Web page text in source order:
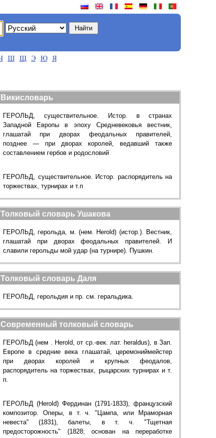
Ш Щ Э Ю Я
Викисловарь
ГЕРОЛЬД, существительное. Истор. в странах
Западной Европы в эпоху Средневековья вестник,
глашатай при дворах феодальных правителей,
позднее — при дворах королей, ведавший также
составлением гербов и родословий
ГЕРОЛЬД, существительное. Истор. распорядитель на
торжествах, турнирах и т.п
Толковый словарь Ушакова
ГЕРОЛЬД, герольда, м. (нем. Herold) (истор.). Вестник,
глашатай при дворах феодальных правителей. И
славили герольды мой удар (на турнире). Пушкин.
Толковый словарь Даля
ГЕРОЛЬД, герольдия и пр. см. геральдика.
Современный толковый словарь
ГЕРОЛЬД (нем . Herold, от ср.-век. лат. heraldus), в Зап.
Европе в средние века глашатай, церемониймейстер
при дворах королей и крупных феодалов,
распорядитель на торжествах, рыцарских турнирах и т.
п.
ГЕРОЛЬД (Herold) Фердинан (1791-1833), французский
композитор. Оперы, в т. ч. "Цампа, или Мраморная
невеста" (1831), балеты, в т. ч. "Тщетная
предосторожность" (1828; основан на переработке